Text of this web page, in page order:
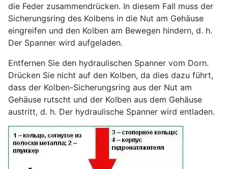
die Feder zusammendrücken. In diesem Fall muss der
Sicherungsring des Kolbens in die Nut am Gehäuse
eingreifen und den Kolben am Bewegen hindern, d. h.
Der Spanner wird aufgeladen.
Entfernen Sie den hydraulischen Spanner vom Dorn.
Drücken Sie nicht auf den Kolben, da dies dazu führt,
dass der Kolben-Sicherungsring aus der Nut am
Gehäuse rutscht und der Kolben aus dem Gehäuse
austritt, d. h. Der hydraulische Spanner wird entladen.